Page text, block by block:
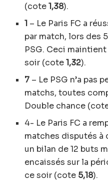
(cote1,38).
1 – Le Paris FC a
par match, lors des
PSG. Ceci
soir (cote1,32).
7 – Le PSG n’a pas
matchs, toutes
Double chance
4- Le Paris FC a
matches disputés à
un bilan de 12 buts
encaissés sur la
ce soir (cote 5,18).